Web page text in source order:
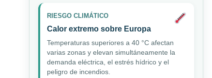
RIESGO CLIMÁTICO
Calor extremo sobre Europa
Temperaturas superiores a 40 °C afectan
varias zonas y elevan simultáneamente la
demanda eléctrica, el estrés hídrico y el
peligro de incendios.